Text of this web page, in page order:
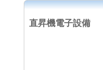
直昇機電子設備